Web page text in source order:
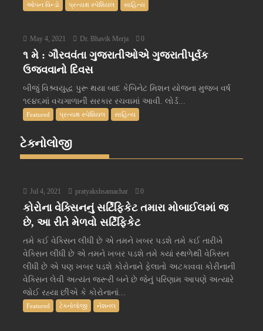
ઓપન વિન્ડો પ્રત્યક્ષ સ્પેશિયલ સાહિત્ય
May 4, 2021 Dr. Bhavik Merja 0
૧ મે : ગૌરવવંતા ગુજરાતીઓએ ગુજરાતીપૂર્વક
ઉજવવાનો દિવસ
બીજું વિશ્ર્વયુદ્ધ પુરૂ થયા બાદ કેબિનેટ મિશન યોજના મુજબ વર્ષ
૧૯૪૬માં વચગાળાની સરકાર રચવામાં આવી. લોર્ડ...
Featured પ્રત્યક્ષ સ્પેશિયલ સાહિત્ય
ટેક્નોલોજી
Jul 4, 2021 pratyakshsamachar 0
કોરોના વેક્સિનનું સર્ટિફિકેટ તમારા મોબાઈલમાં જ
છે, આ રીતે મેળવો સર્ટિફિકેટ
તમે કઈ વેક્સિન લીધી છે એ તમને ખબર પડશે તમે કઈ તારીખે
વેક્સિન લીધી છે એ તમને ખબર પડશે તમે ક્યાં સ્થળેથી વેક્સિન
લીધી છે એ પણ ખબર પડશે કોરોનાને ફેલાતો અટકાવવા કોરીનાની
વેક્સિન લેવી અત્યંત જરૂરી બને છે જેનું પરિણામ આપણે અત્યારે
જોઈ રહ્યા છીએ કે કોરોનાનાં...
Featured ટેક્નોલોજી નેશનલ